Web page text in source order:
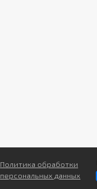
Политика обработки
персональных данных